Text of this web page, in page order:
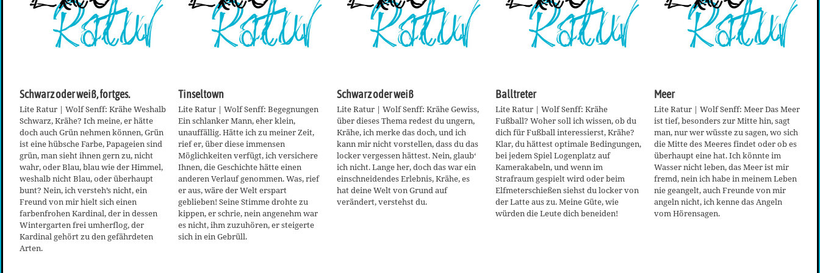
Schwarz oder weiß, fortges.
Lite Ratur | Wolf Senff: Krähe Weshalb
Schwarz, Krähe? Ich meine, er hätte
doch auch Grün nehmen können, Grün
ist eine hübsche Farbe, Papageien sind
grün, man sieht ihnen gern zu, nicht
wahr, oder Blau, blau wie der Himmel,
weshalb nicht Blau, oder überhaupt
bunt? Nein, ich versteh’s nicht, ein
Freund von mir hielt sich einen
farbenfrohen Kardinal, der in dessen
Wintergarten frei umherflog, der
Kardinal gehört zu den gefährdeten
Arten.
Tinseltown
Lite Ratur | Wolf Senff: Begegnungen
Ein schlanker Mann, eher klein,
unauffällig. Hätte ich zu meiner Zeit,
rief er, über diese immensen
Möglichkeiten verfügt, ich versichere
Ihnen, die Geschichte hätte einen
anderen Verlauf genommen. Was, rief
er aus, wäre der Welt erspart
geblieben! Seine Stimme drohte zu
kippen, er schrie, nein angenehm war
es nicht, ihm zuzuhören, er steigerte
sich in ein Gebrüll.
Schwarz oder weiß
Lite Ratur | Wolf Senff: Krähe Gewiss,
über dieses Thema redest du ungern,
Krähe, ich merke das doch, und ich
kann mir nicht vorstellen, dass du das
locker vergessen hättest. Nein, glaub‘
ich nicht. Lange her, doch das war ein
einschneidendes Erlebnis, Krähe, es
hat deine Welt von Grund auf
verändert, verstehst du.
Balltreter
Lite Ratur | Wolf Senff: Krähe
Fußball? Woher soll ich wissen, ob du
dich für Fußball interessierst, Krähe?
Klar, du hättest optimale Bedingungen,
bei jedem Spiel Logenplatz auf
Kamerakabeln, und wenn im
Strafraum gespielt wird oder beim
Elfmeterschießen siehst du locker von
der Latte aus zu. Meine Güte, wie
würden die Leute dich beneiden!
Meer
Lite Ratur | Wolf Senff: Meer Das Meer
ist tief, besonders zur Mitte hin, sagt
man, nur wer wüsste zu sagen, wo sich
die Mitte des Meeres findet oder ob es
überhaupt eine hat. Ich könnte im
Wasser nicht leben, das Meer ist mir
fremd, nein ich habe in meinem Leben
nie geangelt, auch Freunde von mir
angeln nicht, ich kenne das Angeln
vom Hörensagen.